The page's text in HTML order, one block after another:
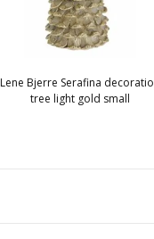
Lene Bjerre Serafina
tree light gold small